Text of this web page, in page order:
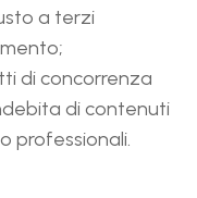
a terzi
di concorrenza
di contenuti
professionali.